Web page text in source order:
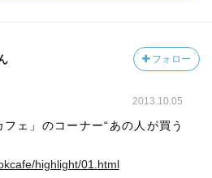
フォロー
2013.10.05
ェ」のコーナー“あの人が買う
highlight/01.html